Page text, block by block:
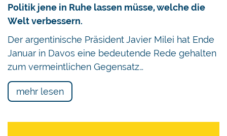
Politik jene in Ruhe lassen müsse, welche die
Welt verbessern.
Der argentinische Präsident Javier Milei hat Ende
Januar in Davos eine bedeutende Rede gehalten
zum vermeintlichen Gegensatz…
mehr lesen